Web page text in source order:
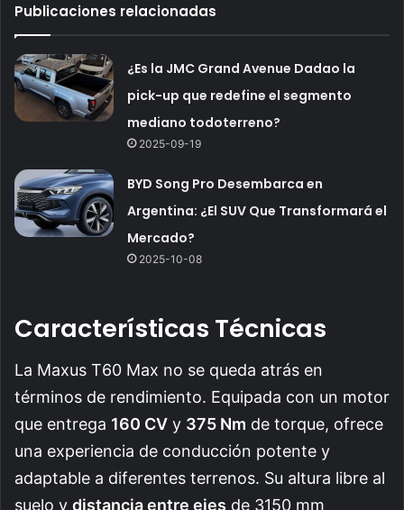
Publicaciones relacionadas
¿Es la JMC Grand Avenue Dadao la
pick-up que redefine el segmento
mediano todoterreno?
2025-09-19
BYD Song Pro Desembarca en
Argentina: ¿El SUV Que Transformará el
Mercado?
2025-10-08
Características Técnicas
La Maxus T60 Max no se queda atrás en
términos de rendimiento. Equipada con un motor
que entrega 160 CV y 375 Nm de torque, ofrece
una experiencia de conducción potente y
adaptable a diferentes terrenos. Su altura libre al
suelo y distancia entre ejes de 3150 mm